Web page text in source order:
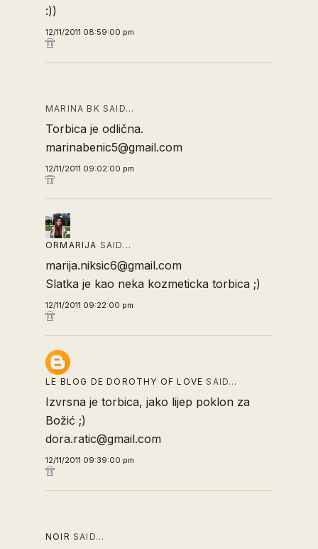
:))
12/11/2011 08:59:00 pm
MARINA BK SAID…
Torbica je odlična.
marinabenic5@gmail.com
12/11/2011 09:02:00 pm
ORMARIJA SAID…
marija.niksic6@gmail.com
Slatka je kao neka kozmeticka torbica ;)
12/11/2011 09:22:00 pm
LE BLOG DE DOROTHY OF LOVE SAID…
Izvrsna je torbica, jako lijep poklon za
Božić ;)
dora.ratic@gmail.com
12/11/2011 09:39:00 pm
NOIR SAID…